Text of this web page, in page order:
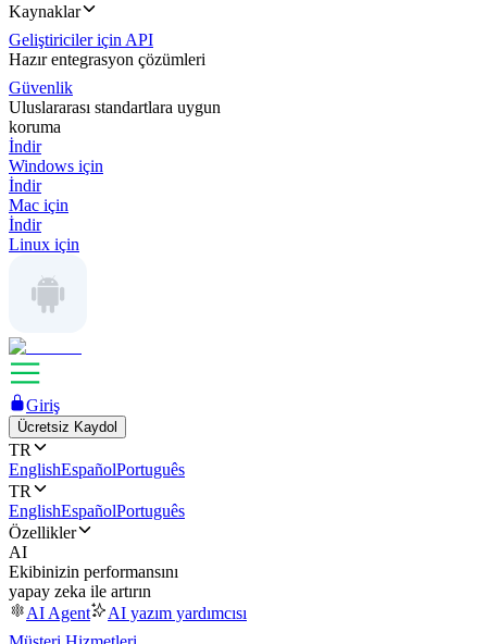
Kaynaklar
Geliştiriciler için API
Hazır entegrasyon çözümleri
Güvenlik
Uluslararası standartlara uygun
koruma
İndir
Windows için
İndir
Mac için
İndir
Linux için
Giriş
Ücretsiz Kaydol
TR
EnglishEspañolPortuguês
TR
EnglishEspañolPortuguês
Özellikler
AI
Ekibinizin performansını
yapay zeka ile artırın
AI Agent
AI yazım yardımcısı